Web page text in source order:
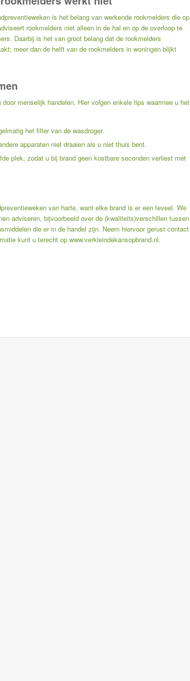
is het belang van werkende rookmelders die op
rookmelders niet alleen in de hal en op de overloop te
Daarbij is het van groot belang dat de rookmelders
meer dan de helft van de rookmelders in woningen blijkt
menselijk handelen. Hier volgen enkele tips waarmee u het
het filter van de wasdroger.
apparaten niet draaien als u niet thuis bent.
plek, zodat u bij brand geen kostbare seconden verliest met
van harte, want elke brand is er een teveel. We
adviseren, bijvoorbeeld over de (kwaliteits)verschillen tussen
die er in de handel zijn. Neem hiervoor gerust contact
kunt u terecht op www.verkleindekansopbrand.nl.